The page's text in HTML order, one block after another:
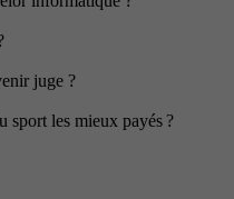
juge ?
sport les mieux payés ?